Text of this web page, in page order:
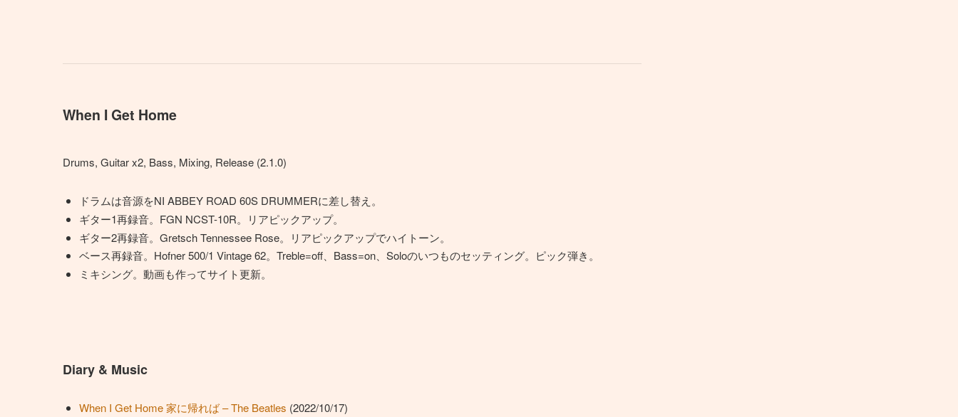
When I Get Home
Drums, Guitar x2, Bass, Mixing, Release (2.1.0)
ドラムは音源をNI ABBEY ROAD 60S DRUMMERに差し替え。
ギター1再録音。FGN NCST-10R。リアピックアップ。
ギター2再録音。Gretsch Tennessee Rose。リアピックアップでハイトーン。
ベース再録音。Hofner 500/1 Vintage 62。Treble=off、Bass=on、Soloのいつものセッティング。ピック弾き。
ミキシング。動画も作ってサイト更新。
Diary & Music
When I Get Home 家に帰れば – The Beatles (2022/10/17)